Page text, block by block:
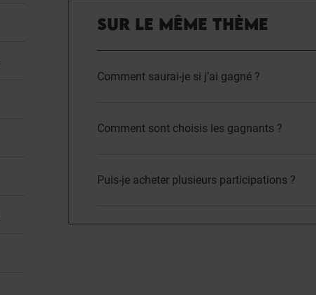
SUR LE MÊME THÈME
Comment saurai-je si j’ai gagné ?
Comment sont choisis les gagnants ?
Puis-je acheter plusieurs participations ?